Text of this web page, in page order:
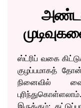
ஸ்ட்ரிப் வகை
குழப்பமாகத்
நினைவில்
இருக்கும்: